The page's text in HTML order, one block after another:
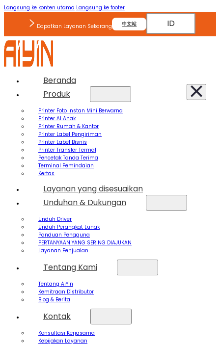
Langsung ke konten utama Langsung ke footer
Dapatkan Layanan Sekarang 中文站 ID
Beranda
Produk
Printer Foto Instan Mini Berwarna
Printer AI Anak
Printer Rumah & Kantor
Printer Label Pengiriman
Printer Label Bisnis
Printer Transfer Termal
Pencetak Tanda Terima
Terminal Pemindaian
Kertas
Layanan yang disesuaikan
Unduhan & Dukungan
Unduh Driver
Unduh Perangkat Lunak
Panduan Pengguna
PERTANYAAN YANG SERING DIAJUKAN
Layanan Penjualan
Tentang Kami
Tentang AiYin
Kemitraan Distributor
Blog & Berita
Kontak
Konsultasi Kerjasama
Kebijakan Layanan